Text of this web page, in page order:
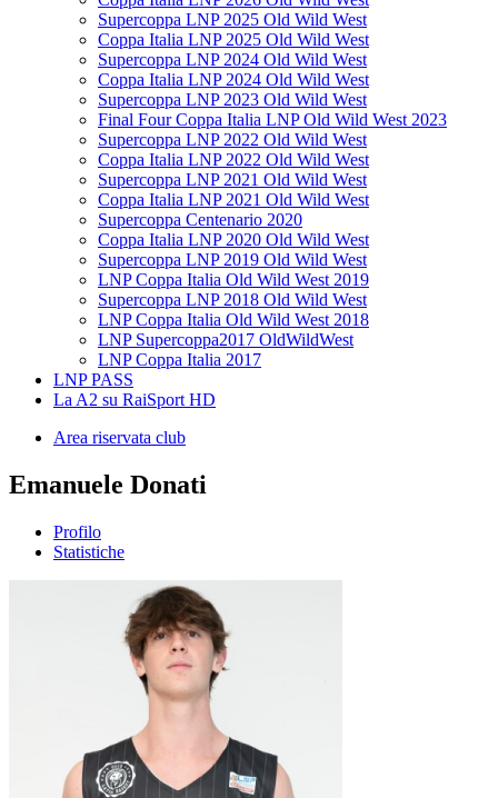
Supercoppa LNP 2025 Old Wild West
Coppa Italia LNP 2025 Old Wild West
Supercoppa LNP 2024 Old Wild West
Coppa Italia LNP 2024 Old Wild West
Supercoppa LNP 2023 Old Wild West
Final Four Coppa Italia LNP Old Wild West 2023
Supercoppa LNP 2022 Old Wild West
Coppa Italia LNP 2022 Old Wild West
Supercoppa LNP 2021 Old Wild West
Coppa Italia LNP 2021 Old Wild West
Supercoppa Centenario 2020
Coppa Italia LNP 2020 Old Wild West
Supercoppa LNP 2019 Old Wild West
LNP Coppa Italia Old Wild West 2019
Supercoppa LNP 2018 Old Wild West
LNP Coppa Italia Old Wild West 2018
LNP Supercoppa2017 OldWildWest
LNP Coppa Italia 2017
LNP PASS
La A2 su RaiSport HD
Area riservata club
Emanuele Donati
Profilo
Statistiche